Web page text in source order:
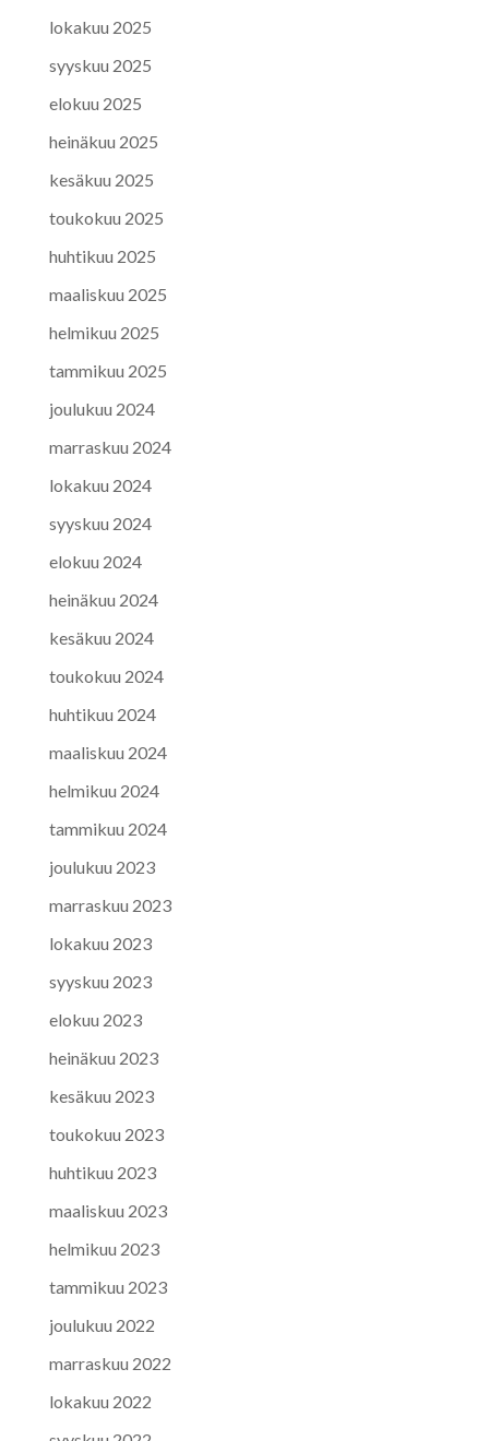
lokakuu 2025
syyskuu 2025
elokuu 2025
heinäkuu 2025
kesäkuu 2025
toukokuu 2025
huhtikuu 2025
maaliskuu 2025
helmikuu 2025
tammikuu 2025
joulukuu 2024
marraskuu 2024
lokakuu 2024
syyskuu 2024
elokuu 2024
heinäkuu 2024
kesäkuu 2024
toukokuu 2024
huhtikuu 2024
maaliskuu 2024
helmikuu 2024
tammikuu 2024
joulukuu 2023
marraskuu 2023
lokakuu 2023
syyskuu 2023
elokuu 2023
heinäkuu 2023
kesäkuu 2023
toukokuu 2023
huhtikuu 2023
maaliskuu 2023
helmikuu 2023
tammikuu 2023
joulukuu 2022
marraskuu 2022
lokakuu 2022